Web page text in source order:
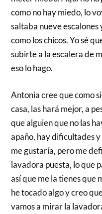
como no hay miedo, lo
saltaba nueve escalones
como los chicos. Yo sé
subirte a la escalera de
eso lo hago.
Antonia cree que como
casa, las hará mejor, a
que alguien que no las
apaño, hay dificultades y
me gustaría, pero me
lavadora puesta, lo que
así que me la tienes que
he tocado algo y creo
vamos a mirar la